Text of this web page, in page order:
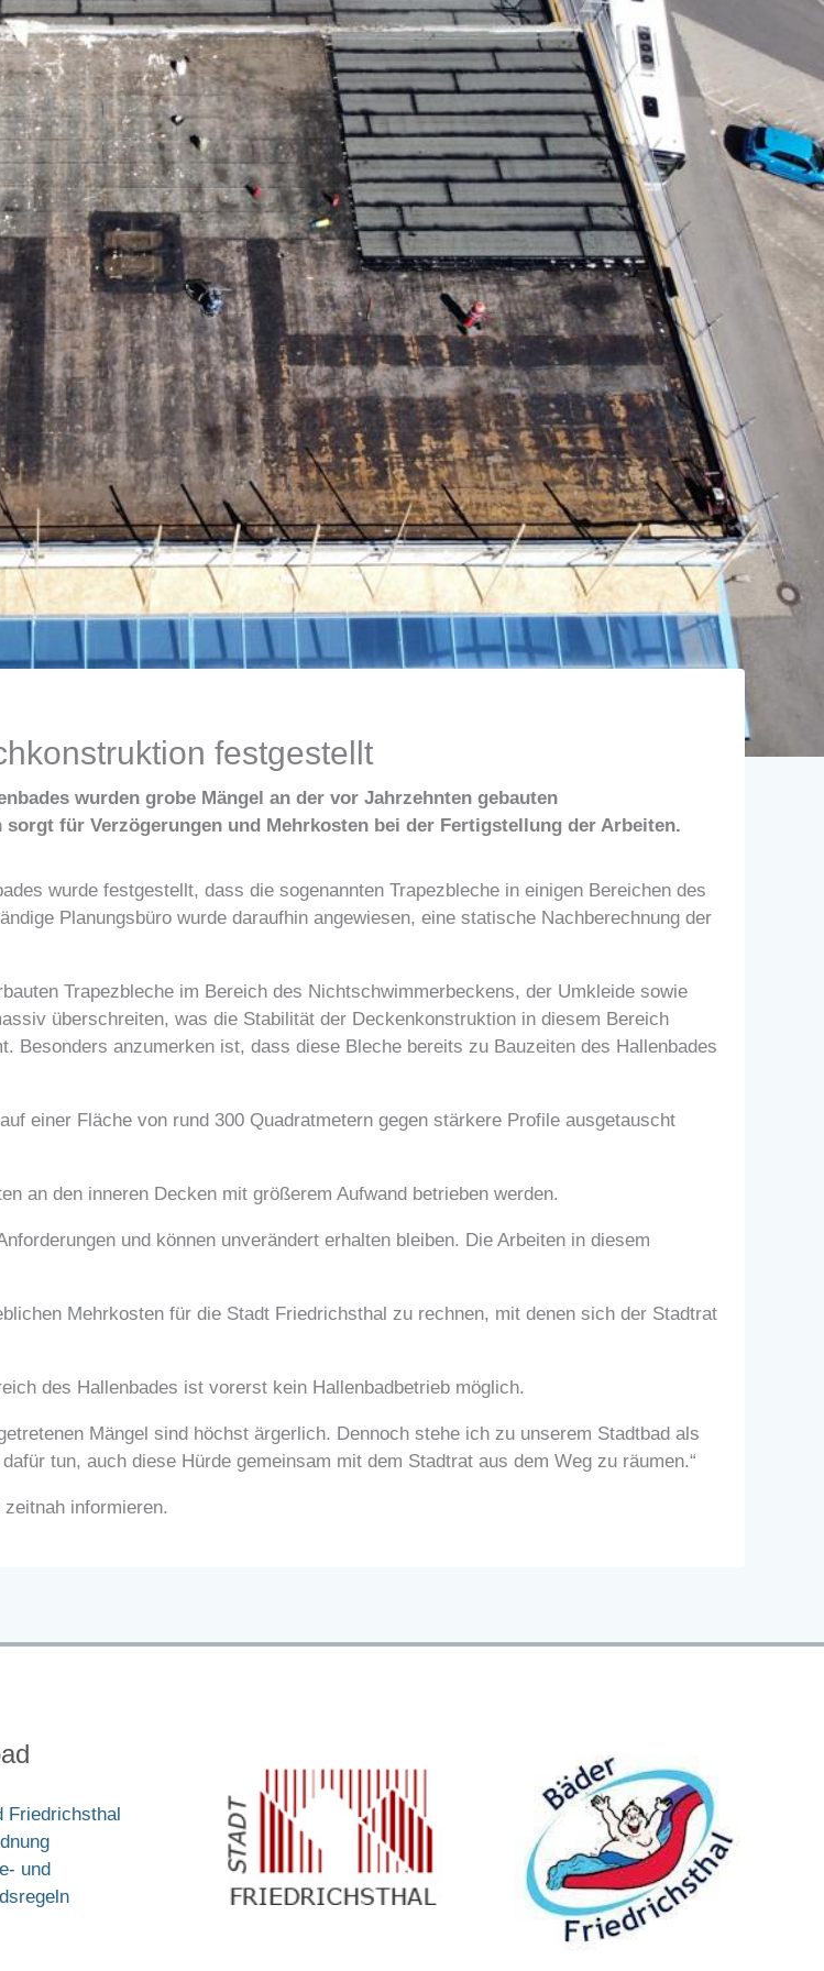
festgestellt
wurden grobe Mängel an der vor Jahrzehnten gebauten
für Verzögerungen und Mehrkosten bei der Fertigstellung der Arbeiten.
wurde festgestellt, dass die sogenannten Trapezbleche in einigen Bereichen des
Planungsbüro wurde daraufhin angewiesen, eine statische Nachberechnung der
Trapezbleche im Bereich des Nichtschwimmerbeckens, der Umkleide sowie
überschreiten, was die Stabilität der Deckenkonstruktion in diesem Bereich
Besonders anzumerken ist, dass diese Bleche bereits zu Bauzeiten des Hallenbades
einer Fläche von rund 300 Quadratmetern gegen stärkere Profile ausgetauscht
an den inneren Decken mit größerem Aufwand betrieben werden.
und können unverändert erhalten bleiben. Die Arbeiten in diesem
Mehrkosten für die Stadt Friedrichsthal zu rechnen, mit denen sich der Stadtrat
des Hallenbades ist vorerst kein Hallenbadbetrieb möglich.
Mängel sind höchst ärgerlich. Dennoch stehe ich zu unserem Stadtbad als
tun, auch diese Hürde gemeinsam mit dem Stadtrat aus dem Weg zu räumen.“
informieren.
Friedrichsthal
und